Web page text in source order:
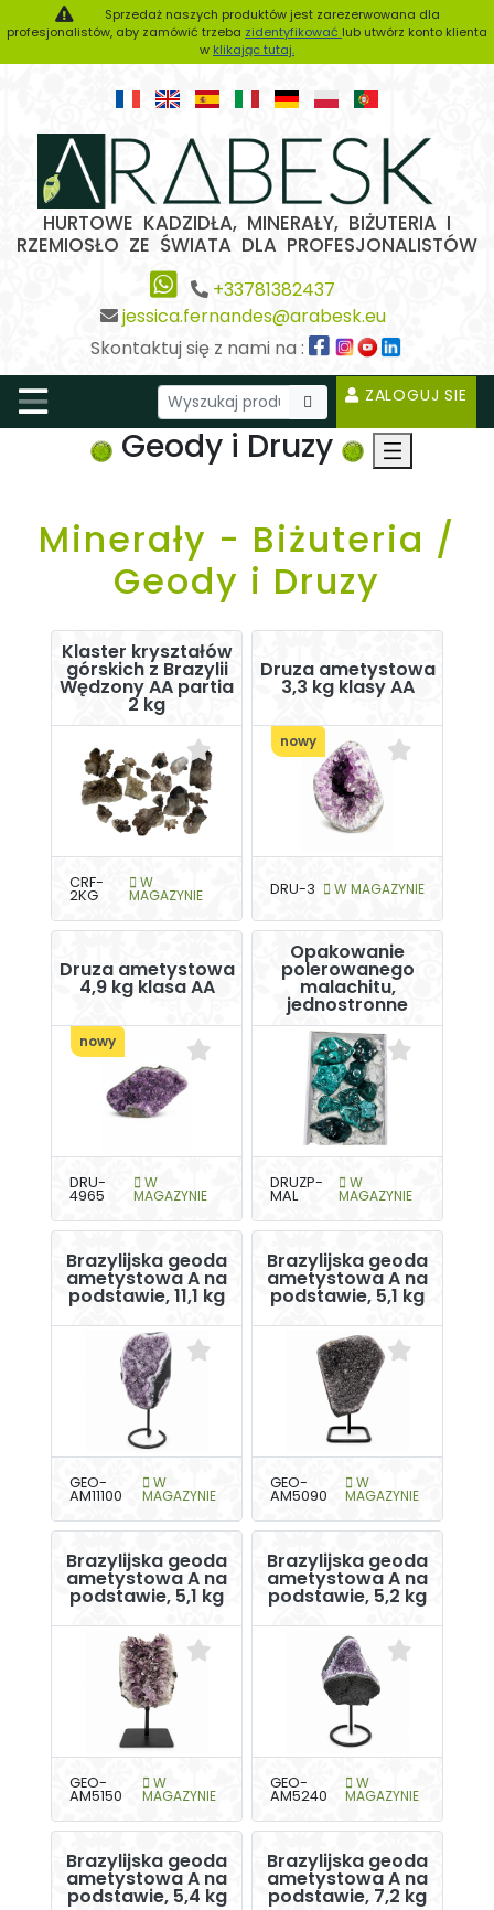
Sprzedaż naszych produktów jest zarezerwowana dla
profesjonalistów, aby zamówić trzeba zidentyfikować lub utwórz konto klienta
w klikając tutaj.
HURTOWE KADZIDŁA, MINERAŁY, BIŻUTERIA I
RZEMIOSŁO ZE ŚWIATA DLA PROFESJONALISTÓW
+33781382437
jessica.fernandes@arabesk.eu
Skontaktuj się z nami na :
ZALOGUJ SIE
Geody i Druzy
Minerały - Biżuteria /
Geody i Druzy
Klaster kryształów
górskich z Brazylii
Wędzony AA partia
2 kg
CRF-
2KG
W
MAGAZYNIE
Druza ametystowa
3,3 kg klasy AA
nowy
DRU-3 W MAGAZYNIE
Druza ametystowa
4,9 kg klasa AA
nowy
DRU-
4965
W
MAGAZYNIE
Opakowanie
polerowanego
malachitu,
jednostronne
DRUZP-
MAL
W
MAGAZYNIE
Brazylijska geoda
ametystowa A na
podstawie, 11,1 kg
GEO-
AM11100
W
MAGAZYNIE
Brazylijska geoda
ametystowa A na
podstawie, 5,1 kg
GEO-
AM5090
W
MAGAZYNIE
Brazylijska geoda
ametystowa A na
podstawie, 5,1 kg
GEO-
AM5150
W
MAGAZYNIE
Brazylijska geoda
ametystowa A na
podstawie, 5,2 kg
GEO-
AM5240
W
MAGAZYNIE
Brazylijska geoda
ametystowa A na
podstawie, 5,4 kg
Brazylijska geoda
ametystowa A na
podstawie, 7,2 kg